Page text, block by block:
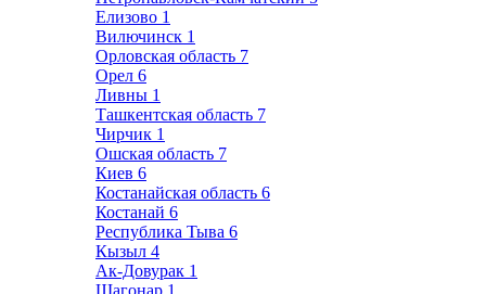
Елизово 1
Вилючинск 1
Орловская область 7
Орел 6
Ливны 1
Ташкентская область 7
Чирчик 1
Ошская область 7
Киев 6
Костанайская область 6
Костанай 6
Республика Тыва 6
Кызыл 4
Ак-Довурак 1
Шагонар 1